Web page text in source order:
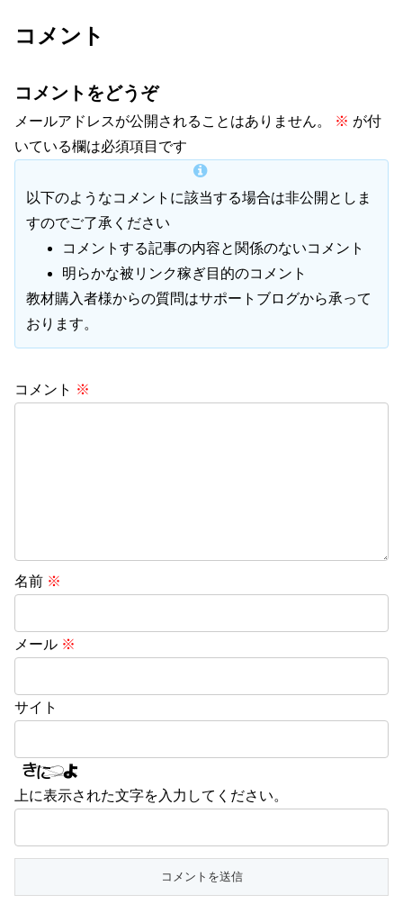
コメント
コメントをどうぞ
メールアドレスが公開されることはありません。 ※ が付
いている欄は必須項目です
以下のようなコメントに該当する場合は非公開としま
すのでご了承ください
コメントする記事の内容と関係のないコメント
明らかな被リンク稼ぎ目的のコメント
教材購入者様からの質問はサポートブログから承って
おります。
コメント ※
名前 ※
メール ※
サイト
上に表示された文字を入力してください。